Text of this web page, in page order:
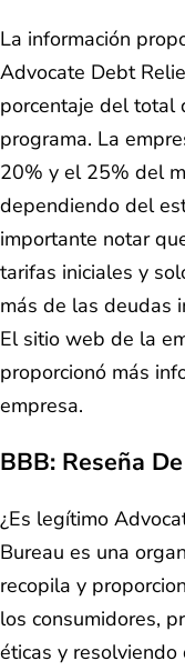
La información
Advocate Debt
porcentaje del total
programa. La
20% y el 25% del
dependiendo del
importante notar
tarifas iniciales y
más de las deudas
El sitio web de la
proporcionó más
empresa.
BBB: Reseña
¿Es legítimo
Bureau es una
recopila y
los consumidores,
éticas y